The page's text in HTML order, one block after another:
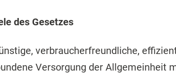
des Gesetzes
verbraucherfreundliche,
Versorgung der Allgemeinheit